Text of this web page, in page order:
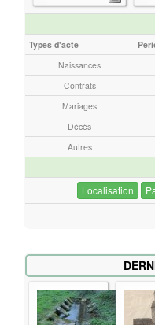
e
c
Types d'acte
Naissances
Contrats
Mariages
Décès
Autres
Localisation